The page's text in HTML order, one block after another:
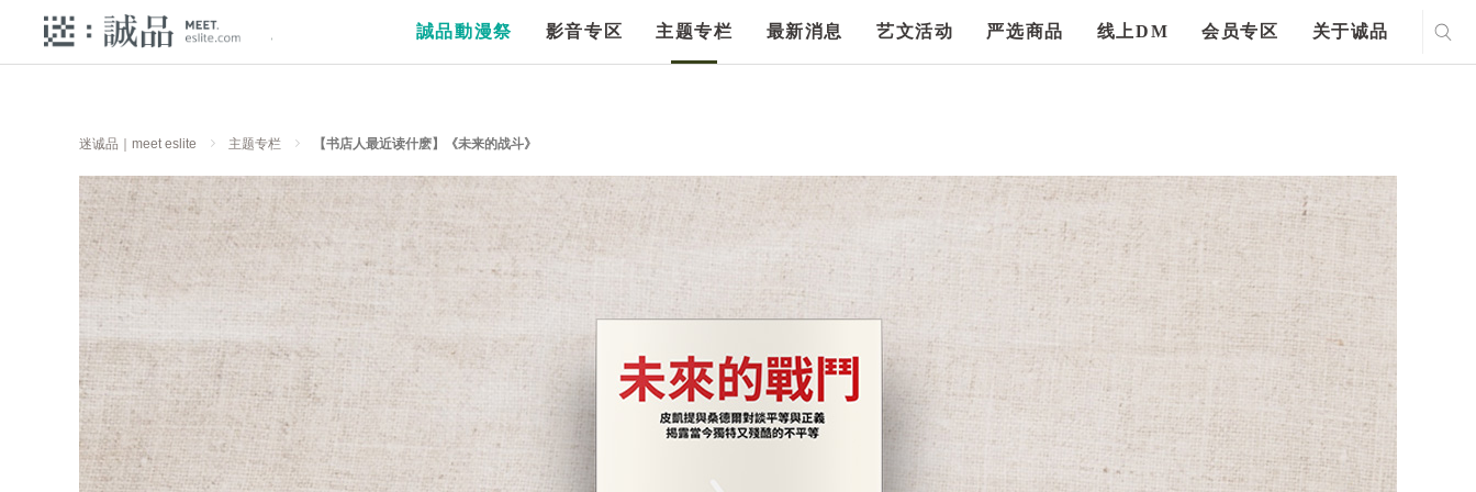
誠品動漫祭 影音专区 主题专栏 最新消息 艺文活动 严选商品 线上DM 会员专区 关于诚品
迷诚品｜meet eslite 主题专栏 【书店人最近读什麽】《未来的战斗》